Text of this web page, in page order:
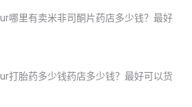
哪里有卖米非司酮片药店多少钱？最好
打胎药多少钱药店多少钱？最好可以货